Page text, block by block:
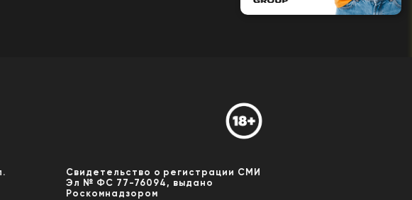
Свидетельство о регистрации СМИ
Эл № ФС 77-76094, выдано
Роскомнадзором